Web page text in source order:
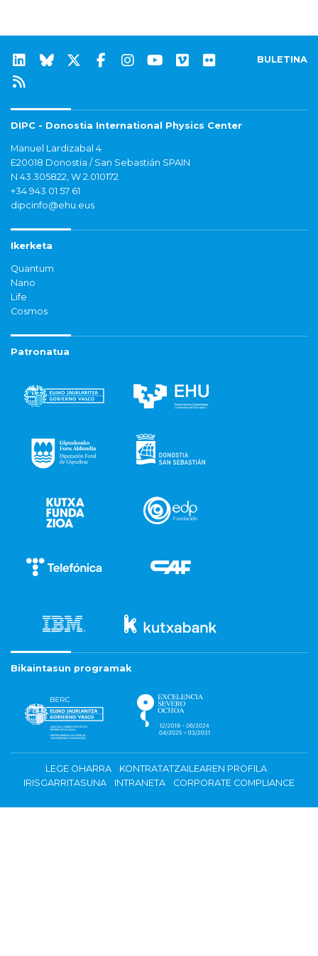
BULETINA
DIPC - Donostia International Physics Center
Manuel Lardizabal 4
E20018 Donostia / San Sebastián SPAIN
N 43.305822, W 2.010172
+34 943 01 57 61
dipcinfo@ehu.eus
Ikerketa
Quantum
Nano
Life
Cosmos
Patronatua
Bikaintasun programak
LEGE OHARRA
KONTRATATZAILEAREN PROFILA
IRISGARRITASUNA
INTRANETA CORPORATE COMPLIANCE